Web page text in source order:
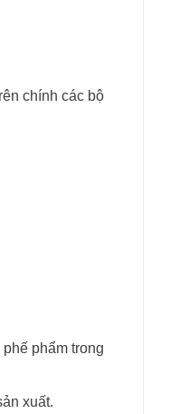
chính các bộ
phẩm trong
xuất.